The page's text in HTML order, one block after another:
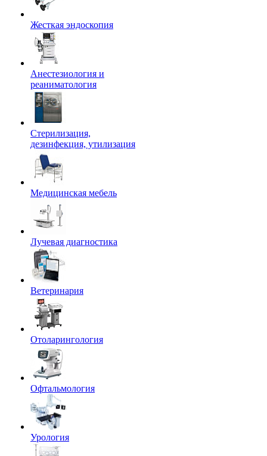
Жесткая эндоскопия
Анестезиология и
реаниматология
Стерилизация,
дезинфекция, утилизация
Медицинская мебель
Лучевая диагностика
Ветеринария
Отоларингология
Офтальмология
Урология